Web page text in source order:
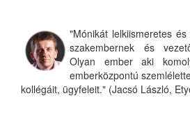
"Mónikát lelkiismeretes
szakembernek és
Olyan ember aki
emberközpontú
kollégáit, ügyfeleit." (Jacsó László,